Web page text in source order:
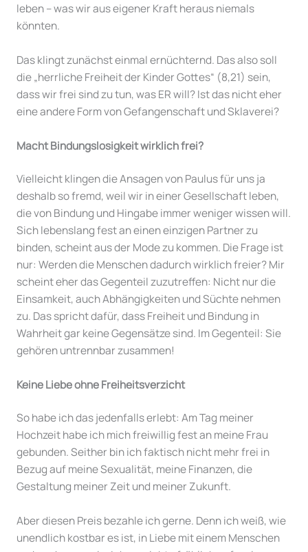
leben – was wir aus eigener Kraft heraus niemals
könnten.
Das klingt zunächst einmal ernüchternd. Das also soll
die „herrliche Freiheit der Kinder Gottes“ (8,21) sein,
dass wir frei sind zu tun, was ER will? Ist das nicht eher
eine andere Form von Gefangenschaft und Sklaverei?
Macht Bindungslosigkeit wirklich frei?
Vielleicht klingen die Ansagen von Paulus für uns ja
deshalb so fremd, weil wir in einer Gesellschaft leben,
die von Bindung und Hingabe immer weniger wissen will.
Sich lebenslang fest an einen einzigen Partner zu
binden, scheint aus der Mode zu kommen. Die Frage ist
nur: Werden die Menschen dadurch wirklich freier? Mir
scheint eher das Gegenteil zuzutreffen: Nicht nur die
Einsamkeit, auch Abhängigkeiten und Süchte nehmen
zu. Das spricht dafür, dass Freiheit und Bindung in
Wahrheit gar keine Gegensätze sind. Im Gegenteil: Sie
gehören untrennbar zusammen!
Keine Liebe ohne Freiheitsverzicht
So habe ich das jedenfalls erlebt: Am Tag meiner
Hochzeit habe ich mich freiwillig fest an meine Frau
gebunden. Seither bin ich faktisch nicht mehr frei in
Bezug auf meine Sexualität, meine Finanzen, die
Gestaltung meiner Zeit und meiner Zukunft.
Aber diesen Preis bezahle ich gerne. Denn ich weiß, wie
unendlich kostbar es ist, in Liebe mit einem Menschen